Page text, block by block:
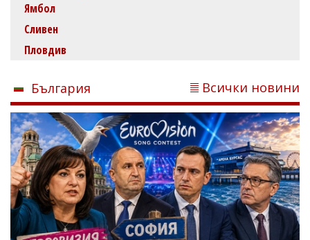
Ямбол
Сливен
Пловдив
България Всички новини